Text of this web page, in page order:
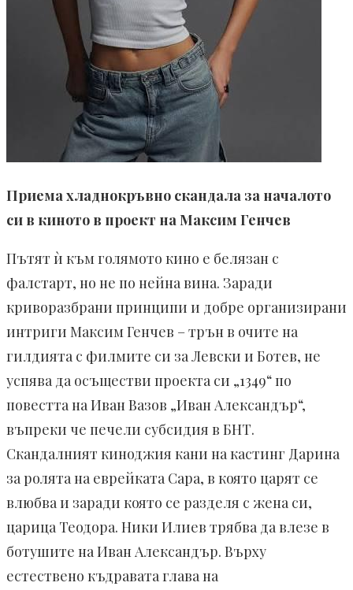
Приема хладнокръвно скандала за началото
си в киното в проект на Максим Генчев
Пътят ѝ към голямото кино е белязан с
фалстарт, но не по нейна вина. Заради
криворазбрани принципи и добре организирани
интриги Максим Генчев – трън в очите на
гилдията с филмите си за Левски и Ботев, не
успява да осъществи проекта си „1349“ по
повестта на Иван Вазов „Иван Александър“,
въпреки че печели субсидия в БНТ.
Скандалният киноджия кани на кастинг Дарина
за ролята на еврейката Сара, в която царят се
влюбва и заради която се разделя с жена си,
царица Теодора. Ники Илиев трябва да влезе в
ботушите на Иван Александър. Върху
естествено къдравата глава на